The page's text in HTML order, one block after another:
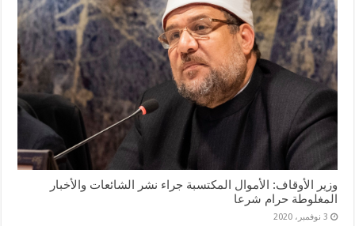
وزير الأوقاف: الأموال المكتسبة جراء نشر الشائعات والأخبار
المغلوطة حرام شرعا
3 نوفمبر، 2020